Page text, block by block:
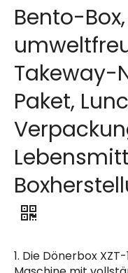
Bento-Box,
Takeway-
Paket,
1. Die Dönerbox